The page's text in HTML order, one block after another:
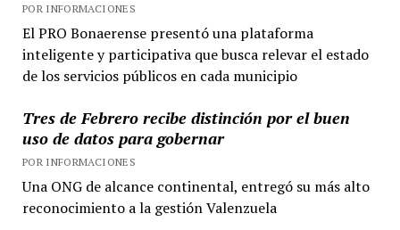
POR INFORMACIONES
El PRO Bonaerense presentó una plataforma
inteligente y participativa que busca relevar el estado
de los servicios públicos en cada municipio
Tres de Febrero recibe distinción por el buen
uso de datos para gobernar
POR INFORMACIONES
Una ONG de alcance continental, entregó su más alto
reconocimiento a la gestión Valenzuela